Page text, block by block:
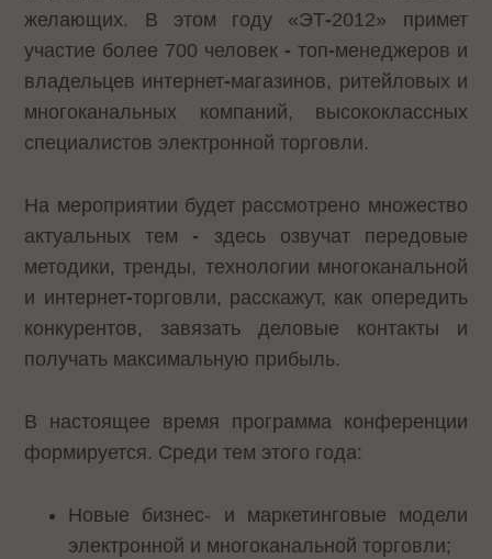
желающих. В этом году «ЭТ-2012» примет
участие более 700 человек - топ-менеджеров и
владельцев интернет-магазинов, ритейловых и
многоканальных компаний, высококлассных
специалистов электронной торговли.
На мероприятии будет рассмотрено множество
актуальных тем - здесь озвучат передовые
методики, тренды, технологии многоканальной
и интернет-торговли, расскажут, как опередить
конкурентов, завязать деловые контакты и
получать максимальную прибыль.
В настоящее время программа конференции
формируется. Среди тем этого года:
Новые бизнес- и маркетинговые модели
электронной и многоканальной торговли;